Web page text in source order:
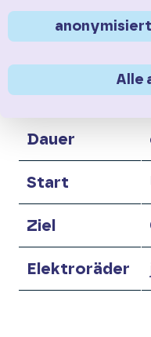
FAQ
Vor
Vom
die
Länge
Dauer
Start
Ziel
Elektroräder
Alle